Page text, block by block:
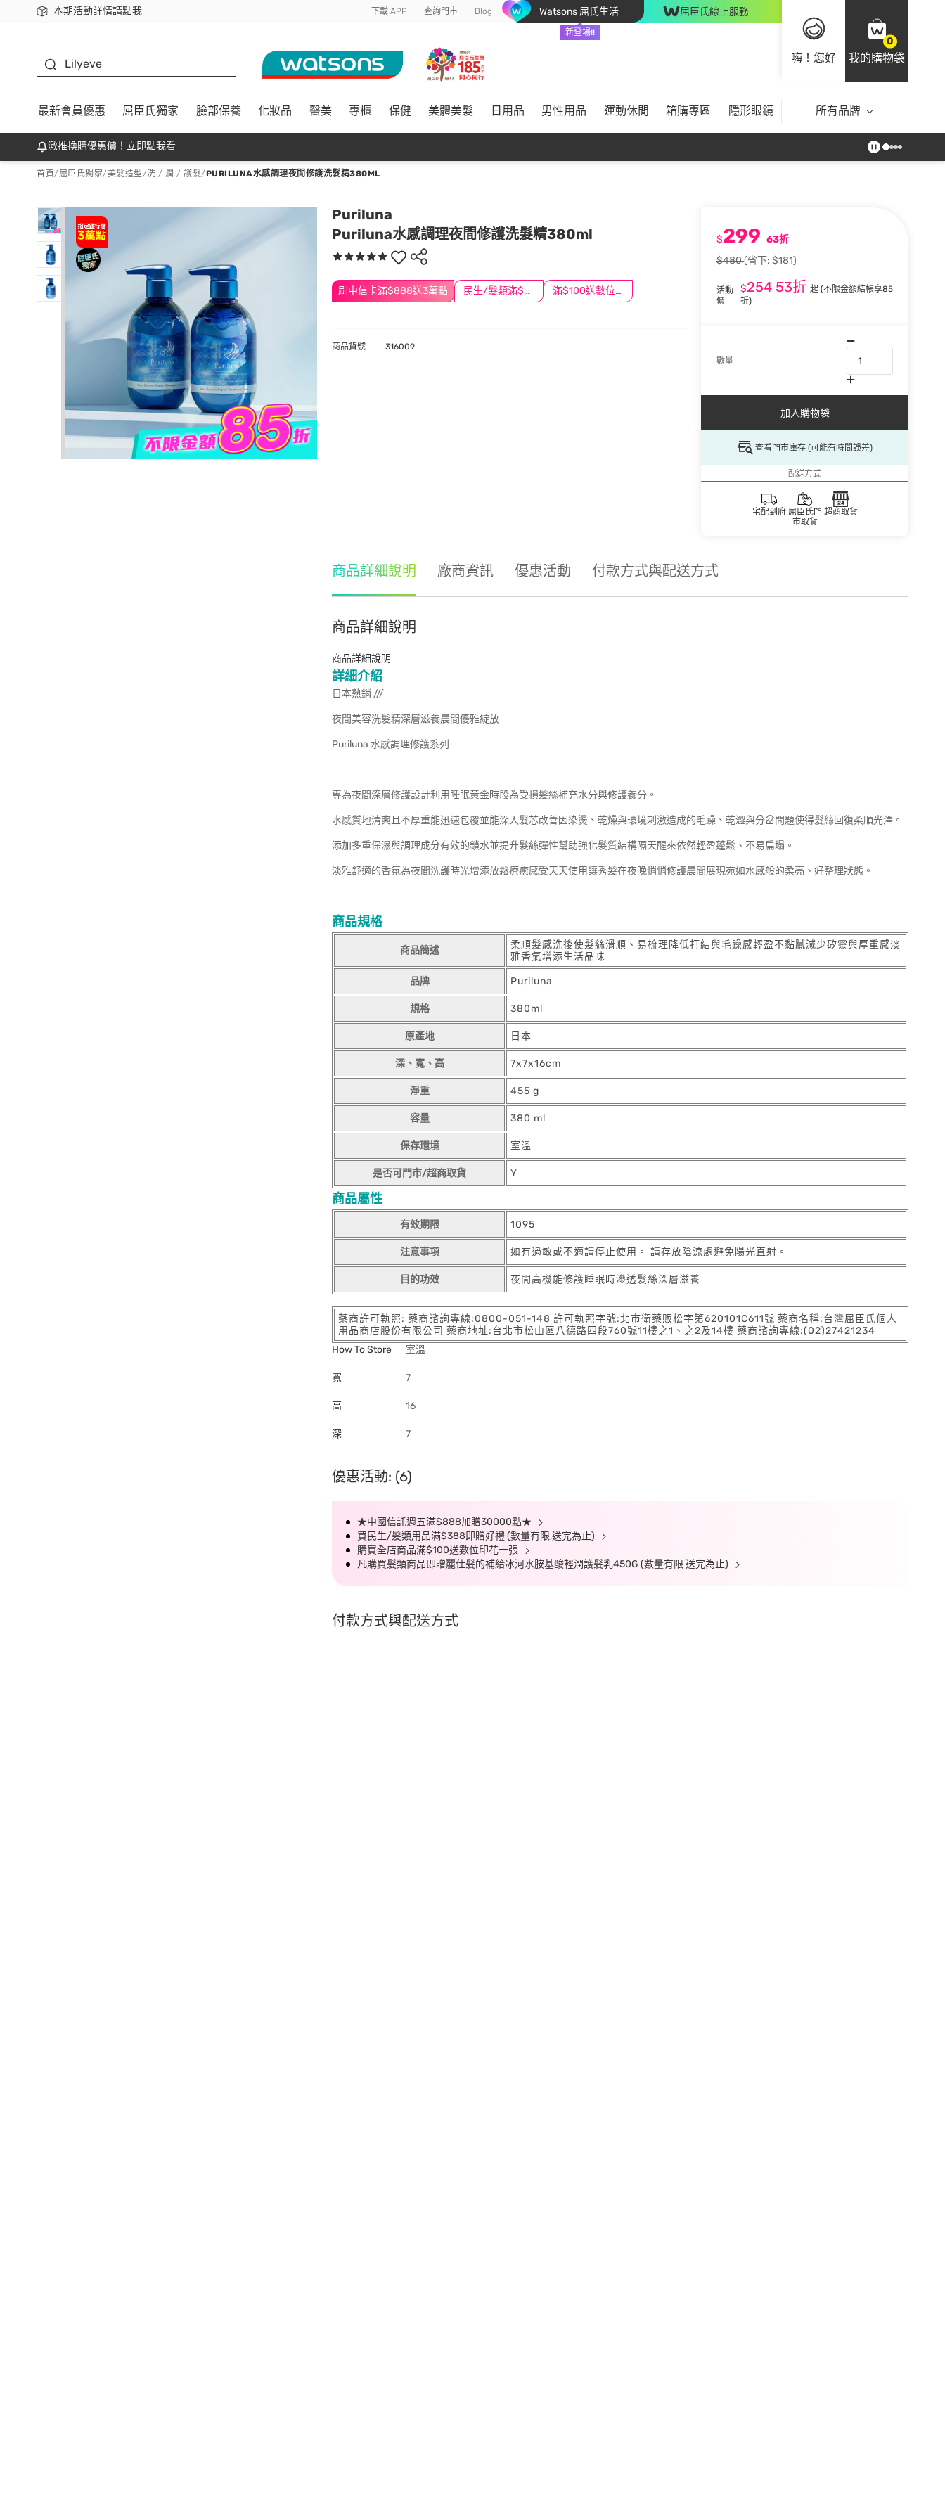
本期活動詳情請點我
下載app最高回饋$350 下載 APP 查詢門市 Blog Watsons 屈氏生活
新登場!!
屈臣氏線上服務
嗨！您好
0
我的購物袋
Lilyeve
最新會員優惠 屈臣氏獨家 臉部保養 化妝品 醫美 專櫃 保健 美體美髮 日用品 男性用品 運動休閒 箱購專區 隱形眼鏡 所有品牌
激推換購優惠價！立即點我看
首頁/ 屈臣氏獨家/美髮造型/洗 / 潤 / 護髮/PURILUNA水感調理夜間修護洗髮精380ML
Puriluna
Puriluna水感調理夜間修護洗髮精380ml
刷中信卡滿$888送3萬點 民生/髮類滿$388送舒潔冰巾 滿$100送數位印花
$299 63折
$480(省下: $181)
活動
價
$25453折 起 (不限金額結帳享85
折)
數量
加入購物袋
查看門市庫存 (可能有時間誤差)
配送方式
宅配到府 屈臣氏門
市取貨
超商取貨
商品貨號 316009
商品詳細說明 廠商資訊 優惠活動 付款方式與配送方式
商品詳細說明
商品詳細說明
詳細介紹
日本熱銷 ///
夜間美容洗髮精深層滋養晨間優雅綻放
Puriluna 水感調理修護系列
專為夜間深層修護設計利用睡眠黃金時段為受損髮絲補充水分與修護養分。
水感質地清爽且不厚重能迅速包覆並能深入髮芯改善因染燙、乾燥與環境刺激造成的毛躁、乾澀與分岔問題使得髮絲回復柔順光澤。
添加多重保濕與調理成分有效的鎖水並提升髮絲彈性幫助強化髮質結構隔天醒來依然輕盈蓬鬆、不易扁塌。
淡雅舒適的香氛為夜間洗護時光增添放鬆療癒感受天天使用讓秀髮在夜晚悄悄修護晨間展現宛如水感般的柔亮、好整理狀態。
商品規格
商品簡述
柔順髮感洗後使髮絲滑順、易梳理降低打結與毛躁感輕盈不黏膩減少矽靈與厚重感淡
雅香氣增添生活品味
品牌 Puriluna
規格 380ml
原產地 日本
深、寬、高 7x7x16cm
淨重 455 g
容量 380 ml
保存環境 室溫
是否可門市/超商取貨 Y
商品屬性
有效期限 1095
注意事項 如有過敏或不適請停止使用。 請存放陰涼處避免陽光直射。
目的功效 夜間高機能修護睡眠時滲透髮絲深層滋養
藥商許可執照: 藥商諮詢專線:0800-051-148 許可執照字號:北市衛藥販松字第620101C611號 藥商名稱:台灣屈臣氏個人
用品商店股份有限公司 藥商地址:台北市松山區八德路四段760號11樓之1、之2及14樓 藥商諮詢專線:(02)27421234
How To Store
室溫
寬 7
高 16
深 7
優惠活動: (6)
★中國信託週五滿$888加贈30000點★
買民生/髮類用品滿$388即贈好禮 (數量有限,送完為止)
購買全店商品滿$100送數位印花一張
凡購買髮類商品即贈麗仕髮的補給冰河水胺基酸輕潤護髮乳450G (數量有限 送完為止)
付款方式與配送方式